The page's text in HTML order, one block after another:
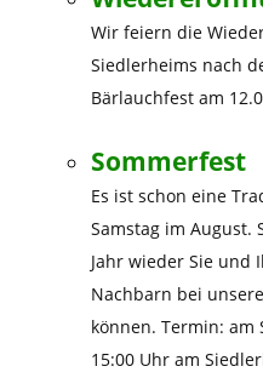
Wir feiern die
Siedlerheims nach
Bärlauchfest am
Sommerfest
Es ist schon eine
Samstag im August.
Jahr wieder Sie und
Nachbarn bei
können. Termin: am
15:00 Uhr am